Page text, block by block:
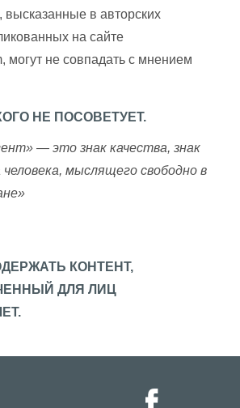
в авторских
на сайте
могут не совпадать с мнением
НЕ ПОСОВЕТУЕТ.
— это знак качества, знак
мыслящего свободно в
КОНТЕНТ,
ДЛЯ ЛИЦ